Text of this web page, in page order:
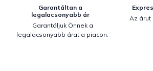
Garantáltan a
legalacsonyabb ár
Garantáljuk Önnek a
legalacsonyabb árat a piacon.
Az árut